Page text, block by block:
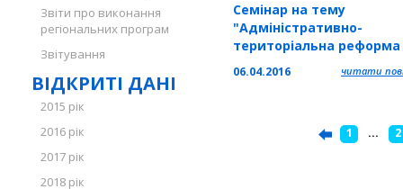
Звіти про виконання
регіональних програм
Звітування
ВІДКРИТІ ДАНІ
2015 рік
2016 рік
2017 рік
2018 рік
Семінар на тему
"Адміністративно-
територіальна реформа
Україні: проблеми і
перспективи" для
06.04.2016 читати
1 ... 2